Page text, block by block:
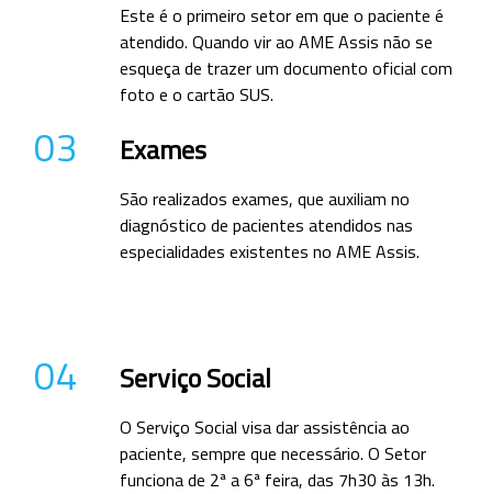
Este é o primeiro setor em que o paciente é
atendido. Quando vir ao AME Assis não se
esqueça de trazer um documento oficial com
foto e o cartão SUS.
03 Exames
São realizados exames, que auxiliam no
diagnóstico de pacientes atendidos nas
especialidades existentes no AME Assis.
04 Serviço Social
O Serviço Social visa dar assistência ao
paciente, sempre que necessário. O Setor
funciona de 2ª a 6ª feira, das 7h30 às 13h.